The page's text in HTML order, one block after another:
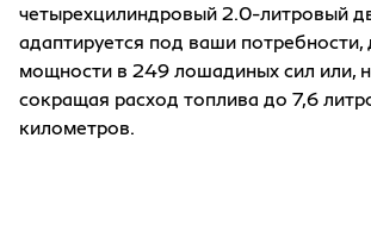
четырехцилиндровый 2.0-литровый
адаптируется под ваши потребности,
мощности в 249 лошадиных сил или,
сокращая расход топлива до 7,6
километров.